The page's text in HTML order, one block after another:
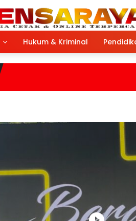
Hukum & Kriminal